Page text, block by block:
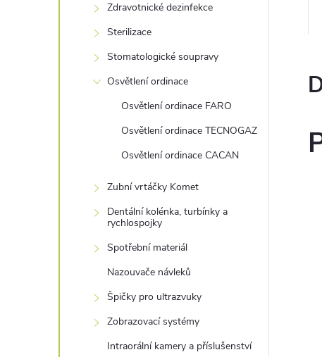
Zdravotnické dezinfekce
Sterilizace
Stomatologické soupravy
Osvětlení ordinace
Osvětlení ordinace FARO
Osvětlení ordinace TECNOGAZ
Osvětlení ordinace CACAN
Zubní vrtáčky Komet
Dentální kolénka, turbínky a
rychlospojky
Spotřební materiál
Nazouvače návleků
Špičky pro ultrazvuky
Zobrazovací systémy
Intraorální kamery a příslušenství